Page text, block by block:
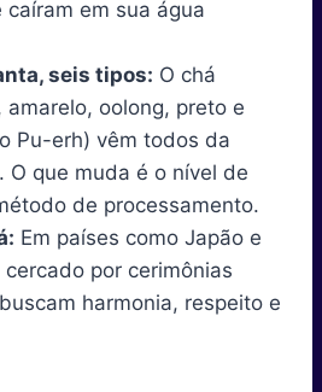
caíram em sua água
seis tipos: O chá
amarelo, oolong, preto e
Pu-erh) vêm todos da
O que muda é o nível de
de processamento.
Em países como Japão e
cercado por cerimônias
harmonia, respeito e